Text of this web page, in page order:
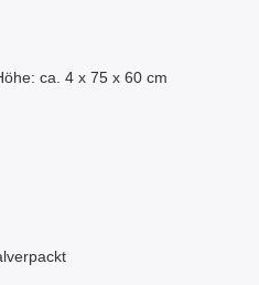
ca. 4 x 75 x 60 cm